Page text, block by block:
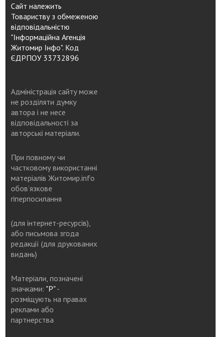
Сайт належить
Товариству з обмеженою
відповідальністю
"Інформаційна Агенція
Житомир Інфо". Код
ЄДРПОУ 33732896
Адміністрація сайту може
не розділяти думку
автора і не несе
відповідальності за
авторські матеріали.
При повному чи
частковому використанні
матеріалів Житомир.info
обов’язкове
гіперпосилання
(для інтернет-ресурсів),
або письмова згода
редакції (для друкованих
видань)
Матеріали, позначені
значками: "Р"-
розміщують на правах
реклами або
партнерства